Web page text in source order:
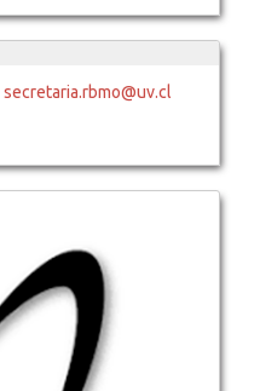
secretaria.rbmo@uv.cl